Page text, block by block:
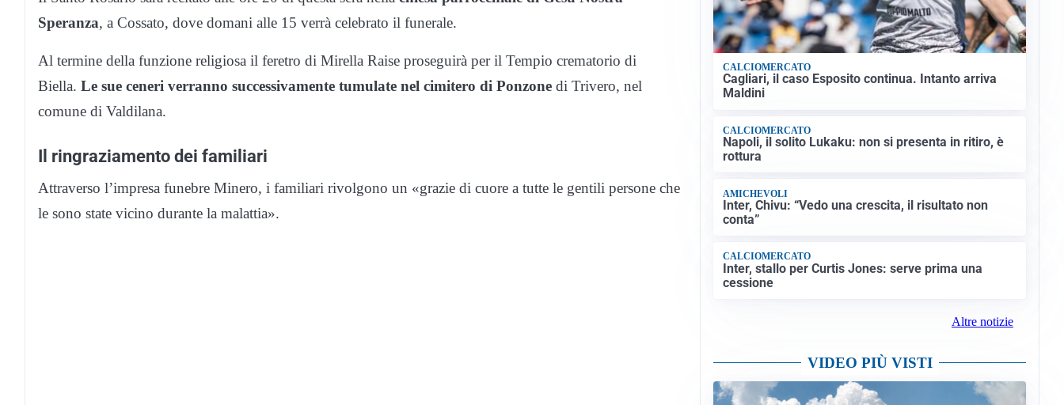
Speranza, a Cossato, dove domani alle 15 verrà celebrato il funerale.
Al termine della funzione religiosa il feretro di Mirella Raise proseguirà per il Tempio crematorio di
Biella. Le sue ceneri verranno successivamente tumulate nel cimitero di Ponzone di Trivero, nel
comune di Valdilana.
Il ringraziamento dei familiari
Attraverso l’impresa funebre Minero, i familiari rivolgono un «grazie di cuore a tutte le gentili persone che
le sono state vicino durante la malattia».
CALCIOMERCATO
Cagliari, il caso Esposito continua. Intanto arriva
Maldini
CALCIOMERCATO
Napoli, il solito Lukaku: non si presenta in ritiro, è
rottura
AMICHEVOLI
Inter, Chivu: “Vedo una crescita, il risultato non
conta”
CALCIOMERCATO
Inter, stallo per Curtis Jones: serve prima una
cessione
Altre notizie
VIDEO PIÙ VISTI